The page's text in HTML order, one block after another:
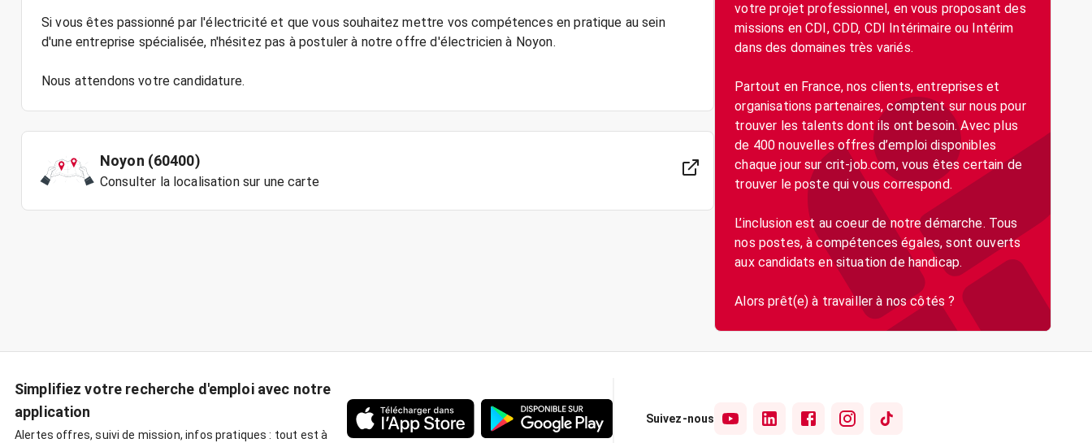
Si vous êtes passionné par l'électricité et que vous souhaitez mettre vos compétences en pratique au sein
d'une entreprise spécialisée, n'hésitez pas à postuler à notre offre d'électricien à Noyon.
Noyon (60400)
Consulter la localisation sur une carte
votre projet professionnel, en vous proposant des
missions en CDI, CDD, CDI Intérimaire ou Intérim
dans des domaines très variés.
Partout en France, nos clients, entreprises et
organisations partenaires, comptent sur nous pour
trouver les talents dont ils ont besoin. Avec plus
de 400 nouvelles offres d’emploi disponibles
chaque jour sur crit-job.com, vous êtes certain de
trouver le poste qui vous correspond.
L’inclusion est au coeur de notre démarche. Tous
nos postes, à compétences égales, sont ouverts
aux candidats en situation de handicap.
Simplifiez votre recherche d'emploi avec notre
application
Alertes offres, suivi de mission, infos pratiques : tout est à
Suivez-nous